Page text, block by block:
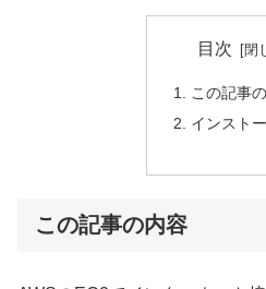
目次
この記事
インスト
この記事の内容